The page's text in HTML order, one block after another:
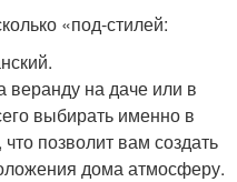
«под-стилей:
на даче или в
выбирать именно в
позволит вам создать
дома атмосферу.